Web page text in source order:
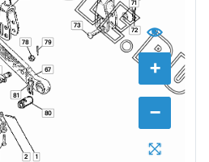
+
−
1
2
67
71
72
73
78 79
80
81